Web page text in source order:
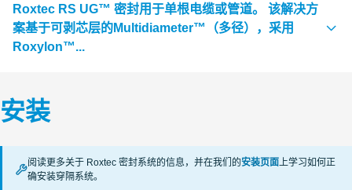
Roxtec RS UG™ 密封用于单根电缆或管道。 该解决方
案基于可剥芯层的Multidiameter™（多径），采用
Roxylon™...
Roxtec RS UG™ 密封用于单根电缆或管道。 该解决方案
基于可剥芯层的Multidiameter™（多径），采用Roxylon™
前后管件尺寸较小，便于完全插入开孔中。
已通过防护等级为IP68的测试，及水压测试认证（可承
安装
阅读更多关于 Roxtec 密封系统的信息，并在我们的安装页面上学习如何正
确安装穿隔系统。